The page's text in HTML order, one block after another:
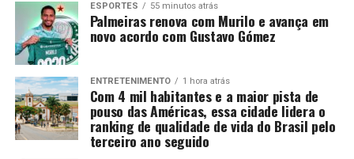
ESPORTES 55 minutos atrás
Palmeiras renova com Murilo e avança em
novo acordo com Gustavo Gómez
ENTRETENIMENTO 1 hora atrás
Com 4 mil habitantes e a maior pista de
pouso das Américas, essa cidade lidera o
ranking de qualidade de vida do Brasil pelo
terceiro ano seguido